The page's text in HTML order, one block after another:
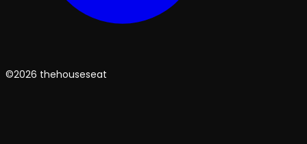
©2026 thehouseseat